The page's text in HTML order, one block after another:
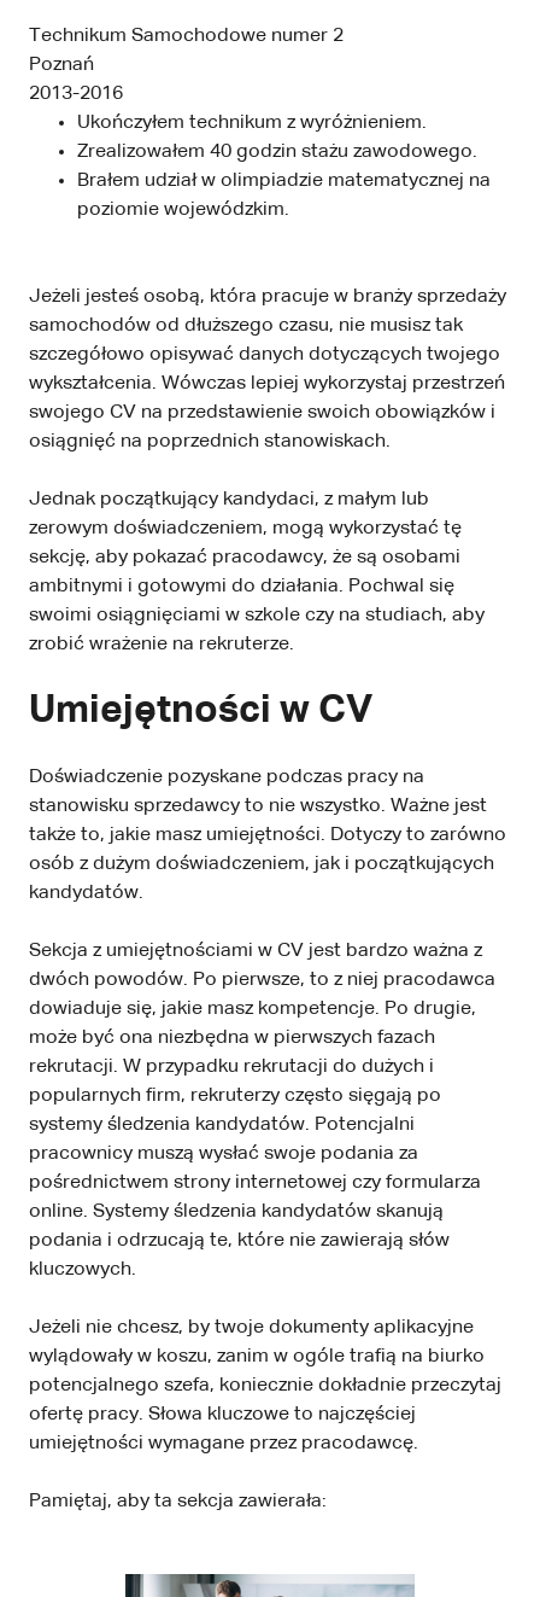
Technikum Samochodowe numer 2
Poznań
2013-2016
Ukończyłem technikum z wyróżnieniem.
Zrealizowałem 40 godzin stażu zawodowego.
Brałem udział w olimpiadzie matematycznej na
poziomie wojewódzkim.
Jeżeli jesteś osobą, która pracuje w branży sprzedaży
samochodów od dłuższego czasu, nie musisz tak
szczegółowo opisywać danych dotyczących twojego
wykształcenia. Wówczas lepiej wykorzystaj przestrzeń
swojego CV na przedstawienie swoich obowiązków i
osiągnięć na poprzednich stanowiskach.
Jednak początkujący kandydaci, z małym lub
zerowym doświadczeniem, mogą wykorzystać tę
sekcję, aby pokazać pracodawcy, że są osobami
ambitnymi i gotowymi do działania. Pochwal się
swoimi osiągnięciami w szkole czy na studiach, aby
zrobić wrażenie na rekruterze.
Umiejętności w CV
Doświadczenie pozyskane podczas pracy na
stanowisku sprzedawcy to nie wszystko. Ważne jest
także to, jakie masz umiejętności. Dotyczy to zarówno
osób z dużym doświadczeniem, jak i początkujących
kandydatów.
Sekcja z umiejętnościami w CV jest bardzo ważna z
dwóch powodów. Po pierwsze, to z niej pracodawca
dowiaduje się, jakie masz kompetencje. Po drugie,
może być ona niezbędna w pierwszych fazach
rekrutacji. W przypadku rekrutacji do dużych i
popularnych firm, rekruterzy często sięgają po
systemy śledzenia kandydatów. Potencjalni
pracownicy muszą wysłać swoje podania za
pośrednictwem strony internetowej czy formularza
online. Systemy śledzenia kandydatów skanują
podania i odrzucają te, które nie zawierają słów
kluczowych.
Jeżeli nie chcesz, by twoje dokumenty aplikacyjne
wylądowały w koszu, zanim w ogóle trafią na biurko
potencjalnego szefa, koniecznie dokładnie przeczytaj
ofertę pracy. Słowa kluczowe to najczęściej
umiejętności wymagane przez pracodawcę.
Pamiętaj, aby ta sekcja zawierała: